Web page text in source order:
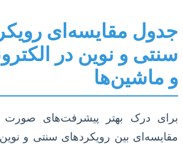
جدول مقایسه‌ای
سنتی و نوین در
و ماشین‌ها
برای درک بهتر پیشرفت‌های صورت
مقایسه‌ای بین رویکردهای سنتی و